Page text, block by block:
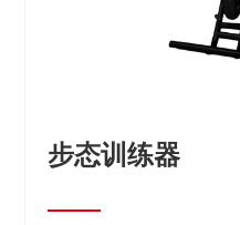
步态训练器